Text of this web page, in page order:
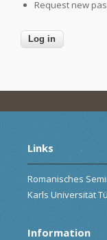
Request new
Links
Romanisches
Karls Universität
Information